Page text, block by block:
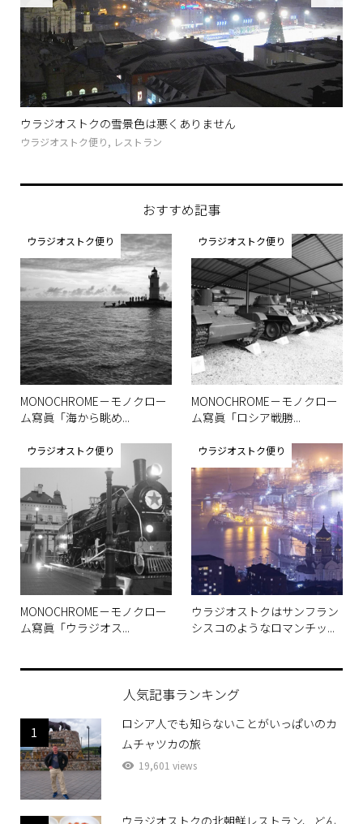
ウラジオストクの雪景色は悪くありません
ウラジオストク便り, レストラン
おすすめ記事
ウラジオストク便り
MONOCHROME－モノクロー
ム寫眞「海から眺め...
ウラジオストク便り
MONOCHROME－モノクロー
ム寫眞「ロシア戦勝...
ウラジオストク便り
MONOCHROME－モノクロー
ム寫眞「ウラジオス...
ウラジオストク便り
ウラジオストクはサンフラン
シスコのようなロマンチッ...
人気記事ランキング
1
ロシア人でも知らないことがいっぱいのカ
ムチャツカの旅
19,601 views
ウラジオストクの北朝鮮レストラン、どん